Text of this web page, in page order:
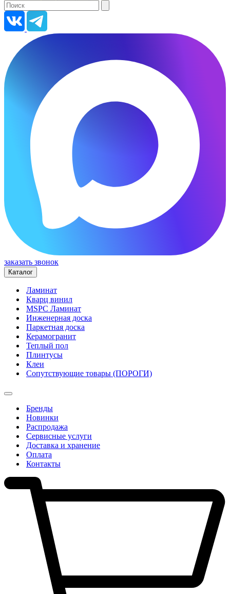
заказать звонок
Каталог
Ламинат
Кварц винил
MSPC Ламинат
Инженерная доска
Паркетная доска
Керамогранит
Теплый пол
Плинтусы
Клеи
Сопутствующие товары (ПОРОГИ)
Бренды
Новинки
Распродажа
Сервисные услуги
Доставка и хранение
Оплата
Контакты